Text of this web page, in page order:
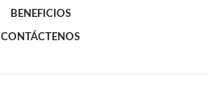
BENEFICIOS
CONTÁCTENOS